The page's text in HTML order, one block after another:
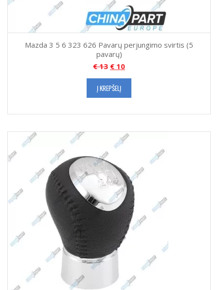
Mazda 3 5 6 323 626 Pavarų perjungimo svirtis (5
pavarų)
€13 € 10
Į KREPŠELĮ